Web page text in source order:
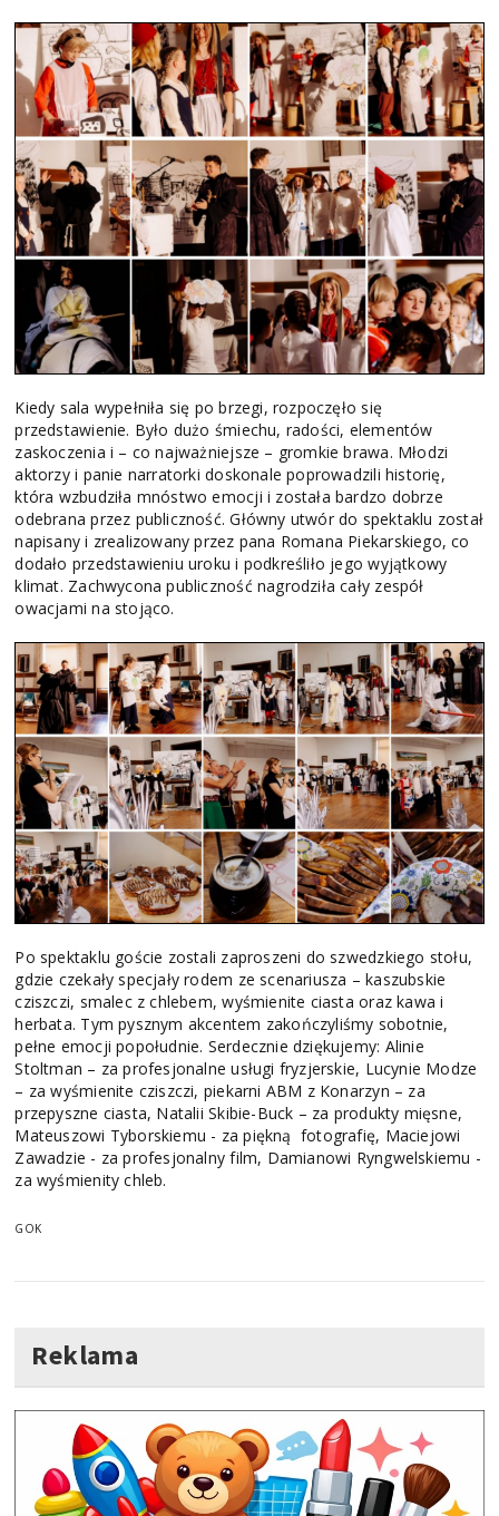
Kiedy sala wypełniła się po brzegi, rozpoczęło się
przedstawienie. Było dużo śmiechu, radości, elementów
zaskoczenia i – co najważniejsze – gromkie brawa. Młodzi
aktorzy i panie narratorki doskonale poprowadzili historię,
która wzbudziła mnóstwo emocji i została bardzo dobrze
odebrana przez publiczność. Główny utwór do spektaklu został
napisany i zrealizowany przez pana Romana Piekarskiego, co
dodało przedstawieniu uroku i podkreśliło jego wyjątkowy
klimat. Zachwycona publiczność nagrodziła cały zespół
owacjami na stojąco.
Po spektaklu goście zostali zaproszeni do szwedzkiego stołu,
gdzie czekały specjały rodem ze scenariusza – kaszubskie
cziszczi, smalec z chlebem, wyśmienite ciasta oraz kawa i
herbata. Tym pysznym akcentem zakończyliśmy sobotnie,
pełne emocji popołudnie. Serdecznie dziękujemy: Alinie
Stoltman – za profesjonalne usługi fryzjerskie, Lucynie Modze
– za wyśmienite cziszczi, piekarni ABM z Konarzyn – za
przepyszne ciasta, Natalii Skibie-Buck – za produkty mięsne,
Mateuszowi Tyborskiemu - za piękną fotografię, Maciejowi
Zawadzie - za profesjonalny film, Damianowi Ryngwelskiemu -
za wyśmienity chleb.
GOK
Reklama